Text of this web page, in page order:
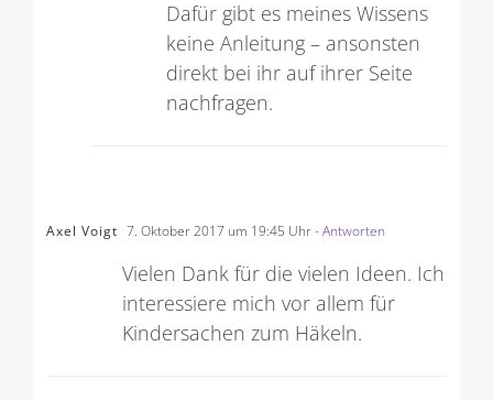
keine Anleitung – ansonsten
direkt bei ihr auf ihrer Seite
nachfragen.
interessiere mich vor allem für
Kindersachen zum Häkeln.